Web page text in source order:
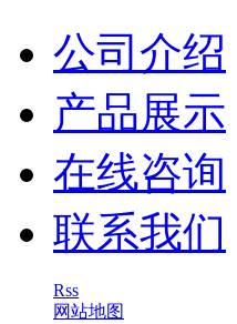
公司介绍
产品展示
在线咨询
联系我们
Rss
网站地图